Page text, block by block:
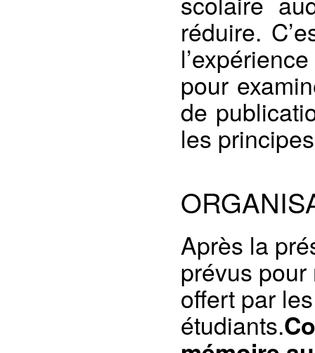
réduire.
pour
de
les
Après la
prévus
offert par
étudiants.